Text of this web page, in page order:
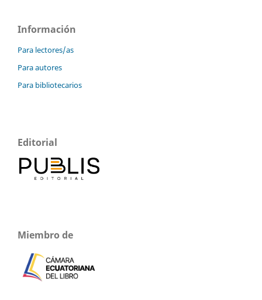
Información
Para lectores/as
Para autores
Para bibliotecarios
Editorial
Miembro de